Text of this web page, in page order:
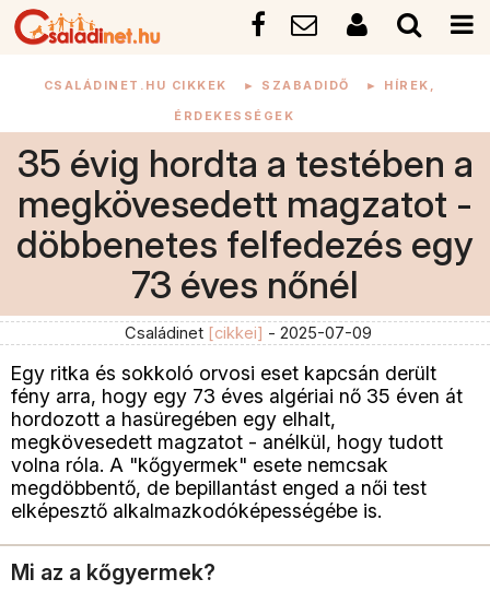
CSALÁDINET.HU CIKKEK ► SZABADIDŐ ► HÍREK,
ÉRDEKESSÉGEK
35 évig hordta a testében a
megkövesedett magzatot -
döbbenetes felfedezés egy
73 éves nőnél
Családinet [cikkei] - 2025-07-09
Egy ritka és sokkoló orvosi eset kapcsán derült
fény arra, hogy egy 73 éves algériai nő 35 éven át
hordozott a hasüregében egy elhalt,
megkövesedett magzatot - anélkül, hogy tudott
volna róla. A "kőgyermek" esete nemcsak
megdöbbentő, de bepillantást enged a női test
elképesztő alkalmazkodóképességébe is.
Mi az a kőgyermek?